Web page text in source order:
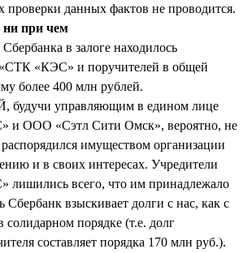
проверки данных фактов не проводится.
ни при чем
в залоге находилось
«КЭС» и поручителей в общей
более 400 млн рублей.
управляющим в едином лице
ООО «Сэтл Сити Омск», вероятно, не
имуществом организации
и в своих интересах. Учредители
всего, что им принадлежало
Сбербанк взыскивает долги с нас, как с
солидарном порядке (т.е. долг
составляет порядка 170 млн руб.).